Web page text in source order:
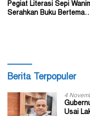
Pegiat Literasi Sepi
Serahkan Buku Bertema
Berita Terpopuler
4
Usai